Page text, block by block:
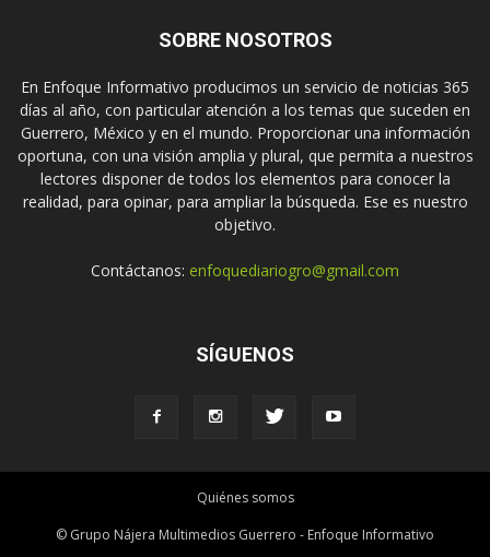
SOBRE NOSOTROS
En Enfoque Informativo producimos un servicio de noticias 365
días al año, con particular atención a los temas que suceden en
Guerrero, México y en el mundo. Proporcionar una información
oportuna, con una visión amplia y plural, que permita a nuestros
lectores disponer de todos los elementos para conocer la
realidad, para opinar, para ampliar la búsqueda. Ese es nuestro
objetivo.
Contáctanos: enfoquediariogro@gmail.com
SÍGUENOS
Quiénes somos
© Grupo Nájera Multimedios Guerrero - Enfoque Informativo